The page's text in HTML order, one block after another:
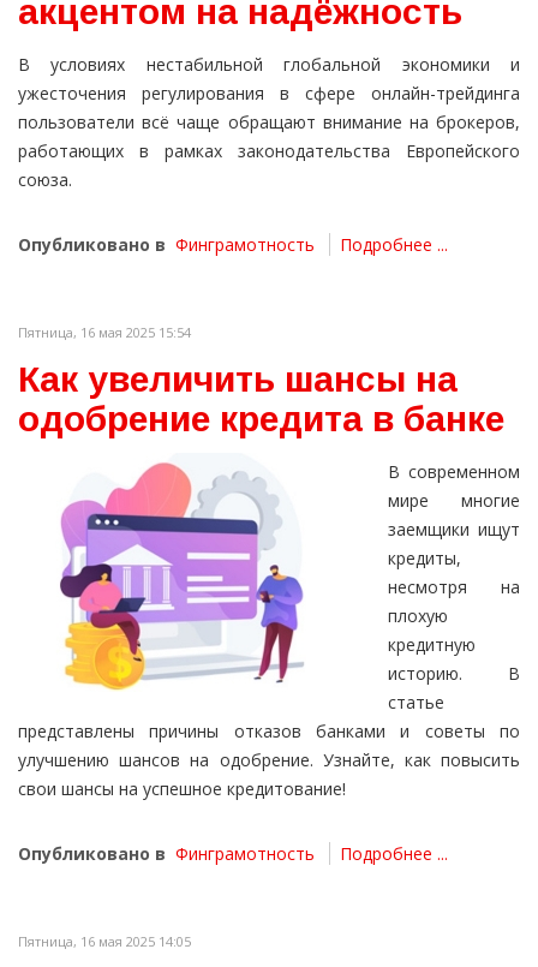
акцентом на надёжность
В условиях нестабильной глобальной экономики и
ужесточения регулирования в сфере онлайн-трейдинга
пользователи всё чаще обращают внимание на брокеров,
работающих в рамках законодательства Европейского
союза.
Опубликовано в Финграмотность Подробнее ...
Пятница, 16 мая 2025 15:54
Как увеличить шансы на
одобрение кредита в банке
В современном
мире многие
заемщики ищут
кредиты,
несмотря на
плохую
кредитную
историю. В
статье
представлены причины отказов банками и советы по
улучшению шансов на одобрение. Узнайте, как повысить
свои шансы на успешное кредитование!
Опубликовано в Финграмотность Подробнее ...
Пятница, 16 мая 2025 14:05